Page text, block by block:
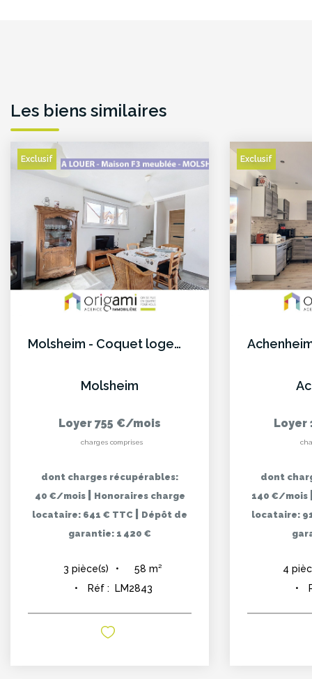
Les biens similaires
Exclusif
Molsheim - Coquet logement 3p Meublé en maison bifamille
Molsheim
Loyer 755 €/mois
charges comprises
dont charges récupérables:
40 €/mois
Honoraires charge
locataire: 641 € TTC
Dépôt de
garantie: 1 420 €
3 pièce(s) 58 m²
Réf : LM2843
Exclusif
Loyer
dont
140 €/mois
locataire:
4